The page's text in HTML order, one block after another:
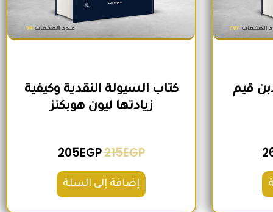
قيم
كتاب السيولة النقدية وكيفية
زيادتها ليون هوبكنز
215EGP
205EGP
إضافة إلى السلة